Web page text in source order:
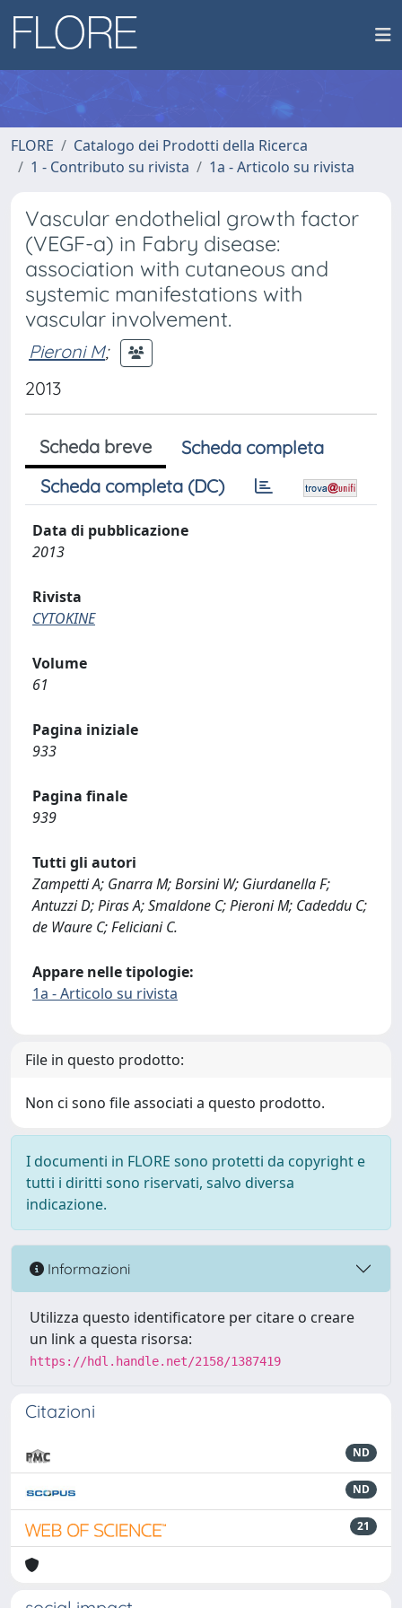
FLORE
Catalogo dei Prodotti della Ricerca
1 - Contributo su rivista
1a - Articolo su rivista
Vascular endothelial growth factor
(VEGF-a) in Fabry disease:
association with cutaneous and
systemic manifestations with
vascular involvement.
Pieroni M;
2013
Scheda breve
Scheda completa
Scheda completa (DC)
Data di pubblicazione
2013
Rivista
CYTOKINE
Volume
61
Pagina iniziale
933
Pagina finale
939
Tutti gli autori
Zampetti A; Gnarra M; Borsini W; Giurdanella F;
Antuzzi D; Piras A; Smaldone C; Pieroni M; Cadeddu C;
de Waure C; Feliciani C.
Appare nelle tipologie:
1a - Articolo su rivista
File in questo prodotto:
Non ci sono file associati a questo prodotto.
I documenti in FLORE sono protetti da copyright e
tutti i diritti sono riservati, salvo diversa
indicazione.
Informazioni
Utilizza questo identificatore per citare o creare
un link a questa risorsa:
https://hdl.handle.net/2158/1387419
Citazioni
ND
ND
21